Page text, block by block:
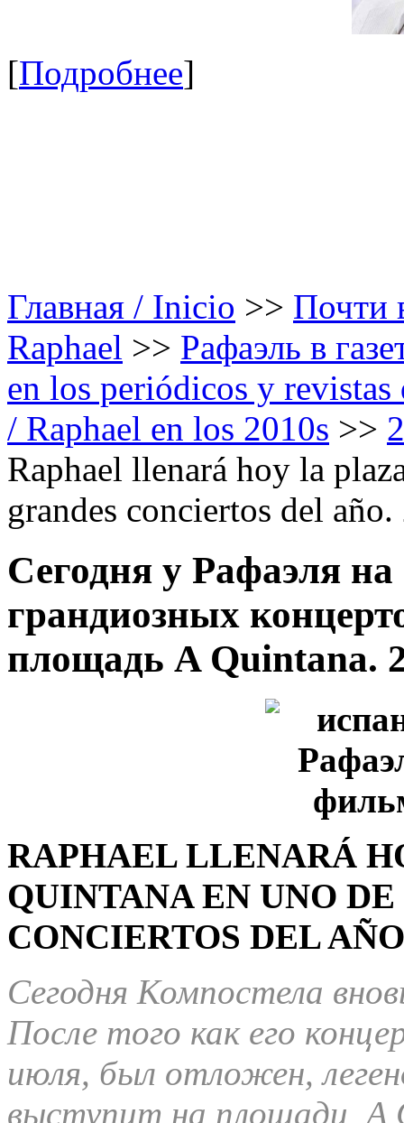
[Подробнее]
Главная / Inicio >> Почти
Raphael >> Рафаэль в
en los periódicos y
/ Raphael en los 2010s >>
Raphael llenará hoy la
grandes conciertos del
Сегодня у Рафаэля
грандиозных
площадь A Quintana.
RAPHAEL LLENARÁ
QUINTANA EN UNO
CONCIERTOS DEL
Сегодня Компостела
После того как его
июля, был отложен,
выступит на площади A